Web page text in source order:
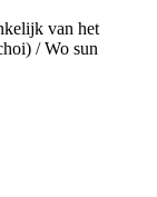
van het
/ Wo sun